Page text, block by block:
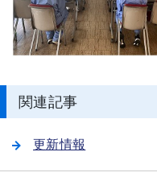
関連記事
更新情報